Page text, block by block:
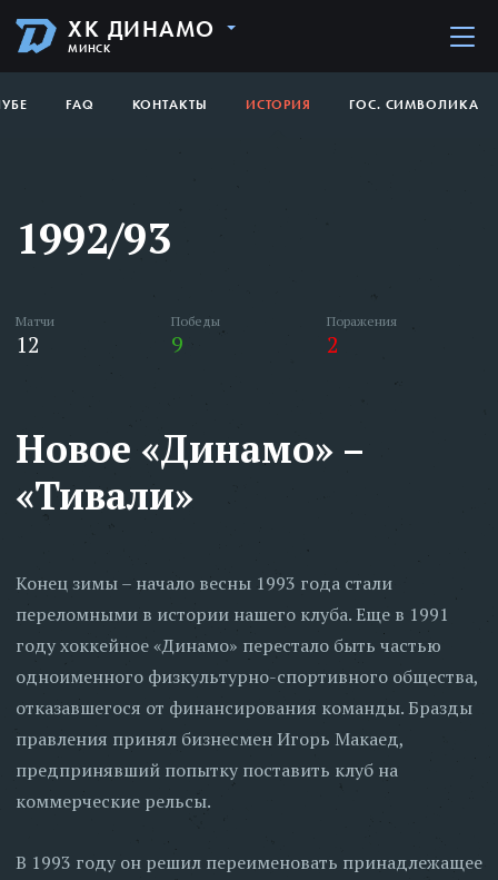
ХК ДИНАМО
МИНСК
FAQ КОНТАКТЫ ИСТОРИЯ ГОС. СИМВОЛИКА
1992/93
Матчи
12
Победы
9
Поражения
2
Новое «Динамо» –
«Тивали»
Конец зимы – начало весны 1993 года стали
переломными в истории нашего клуба. Еще в 1991
году хоккейное «Динамо» перестало быть частью
одноименного физкультурно-спортивного общества,
отказавшегося от финансирования команды. Бразды
правления принял бизнесмен Игорь Макаед,
предпринявший попытку поставить клуб на
коммерческие рельсы.
В 1993 году он решил переименовать принадлежащее